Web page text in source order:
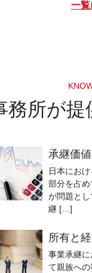
一覧
務所が
承継価
日本にお
部分を占
が問題と
継 […]
所有と
事業承継
て親族へ